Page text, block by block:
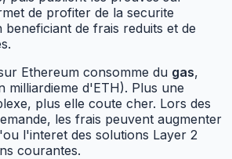
de profiter de la securite
de frais reduits et de
Ethereum consomme du gas,
milliardieme d'ETH). Plus une
plus elle coute cher. Lors des
les frais peuvent augmenter
l'interet des solutions Layer 2
courantes.